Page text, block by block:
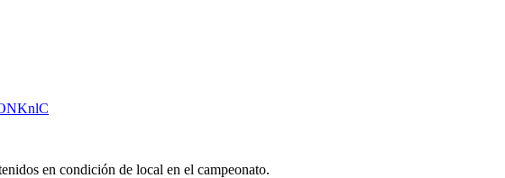
en condición de local en el campeonato.